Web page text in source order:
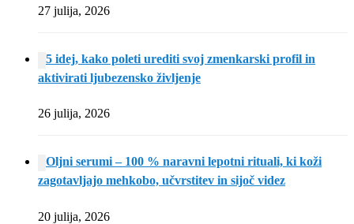
27 julija, 2026
5 idej, kako poleti urediti svoj zmenkarski profil in
aktivirati ljubezensko življenje
26 julija, 2026
Oljni serumi – 100 % naravni lepotni rituali, ki koži
zagotavljajo mehkobo, učvrstitev in sijoč videz
20 julija, 2026